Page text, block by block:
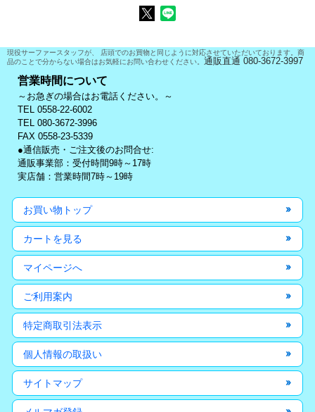
現役サーファースタッフが、 店頭でのお買物と同じように対応させていただいております。商
品のことで分からない場合はお気軽にお問い合わせください。 通販直通 080-3672-3997
営業時間について
～お急ぎの場合はお電話ください。～
TEL 0558-22-6002
TEL 080-3672-3996
FAX 0558-23-5339
●通信販売・ご注文後のお問合せ:
通販事業部：受付時間9時～17時
実店舗：営業時間7時～19時
お買い物トップ
カートを見る
マイページへ
ご利用案内
特定商取引法表示
個人情報の取扱い
サイトマップ